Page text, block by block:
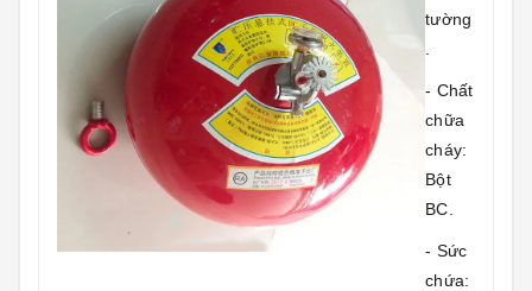
tường
- Chất
chữa
cháy:
Bột
BC.
- Sức
chứa: